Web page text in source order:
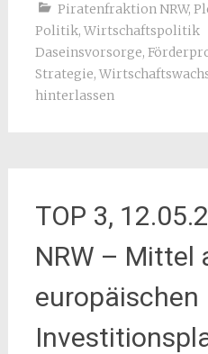
Piratenfraktion NRW,
Politik, Wirtschaftspolitik
Daseinsvorsorge,
Strategie,
hinterlassen
TOP 3,
NRW – Mittel
europäischen